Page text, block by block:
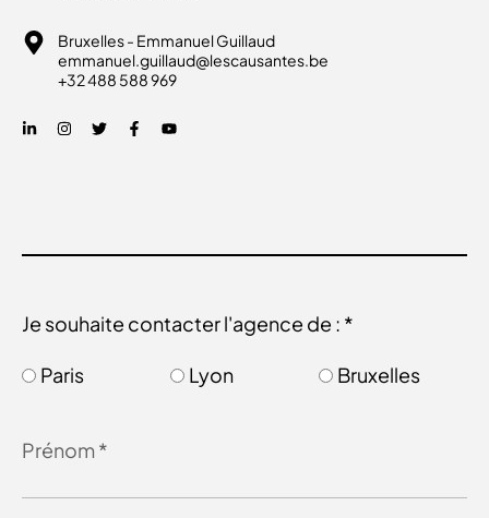
Bruxelles - Emmanuel Guillaud
emmanuel.guillaud@lescausantes.be
+32 488 588 969
Je souhaite contacter l'agence de : *
Paris Lyon Bruxelles